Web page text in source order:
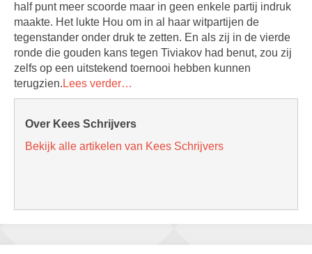
half punt meer scoorde maar in geen enkele partij indruk
maakte. Het lukte Hou om in al haar witpartijen de
tegenstander onder druk te zetten. En als zij in de vierde
ronde die gouden kans tegen Tiviakov had benut, zou zij
zelfs op een uitstekend toernooi hebben kunnen
terugzien. Lees verder…
Over Kees Schrijvers
Bekijk alle artikelen van Kees Schrijvers